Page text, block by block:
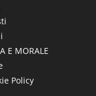
E MORALE
Policy